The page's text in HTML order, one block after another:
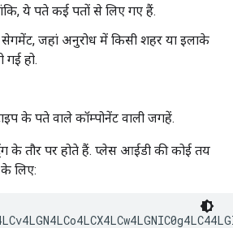
ये पते कई पतों से लिए गए हैं.
जहां अनुरोध में किसी शहर या इलाके
गई हो.
के पते वाले कॉम्पोनेंट वाली जगहें.
के तौर पर होते हैं. प्लेस आईडी की कोई तय
के लिए: